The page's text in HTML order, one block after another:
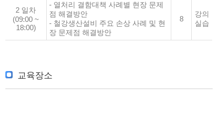
2 일차
(09:00 ~
18:00)
- 열처리 결함대책 사례별 현장 문제
점 해결방안
- 철강생산설비 주요 손상 사례 및 현
장 문제점 해결방안
8
강의
실습
교육장소